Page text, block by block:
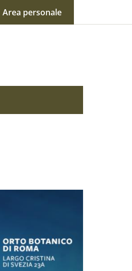
CURRENT LANGUAGE
Area personale